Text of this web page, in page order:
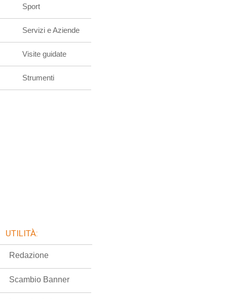
Sport
Servizi e Aziende
Visite guidate
Strumenti
UTILITÀ:
Redazione
Scambio Banner